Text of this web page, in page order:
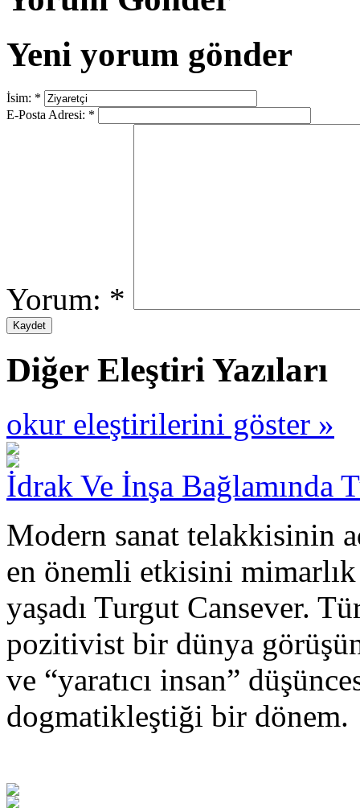
Yeni yorum gönder
İsim: *
E-Posta Adresi: *
Yorum: *
Diğer Eleştiri Yazıları
okur eleştirilerini göster »
İdrak Ve İnşa Bağlamında
Modern sanat telakkisinin
en önemli etkisini
yaşadı Turgut Cansever.
pozitivist bir dünya
ve “yaratıcı insan”
dogmatikleştiği bir dönem.